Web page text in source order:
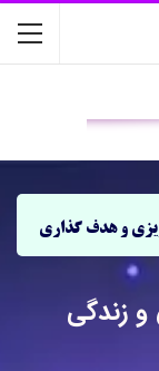
ریزی و هدف گذاری
زندگی